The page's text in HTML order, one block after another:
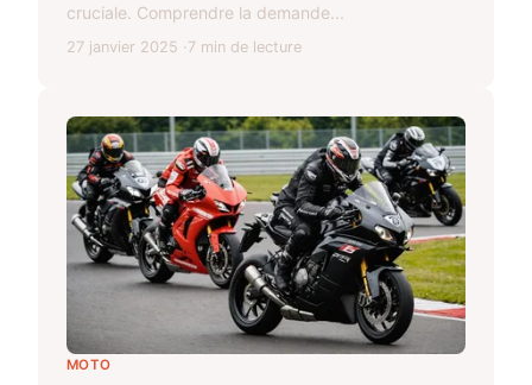
cruciale. Comprendre la demande...
27 janvier 2025 7 min de lecture
MOTO